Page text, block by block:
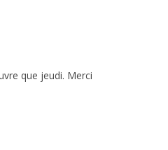
que jeudi. Merci